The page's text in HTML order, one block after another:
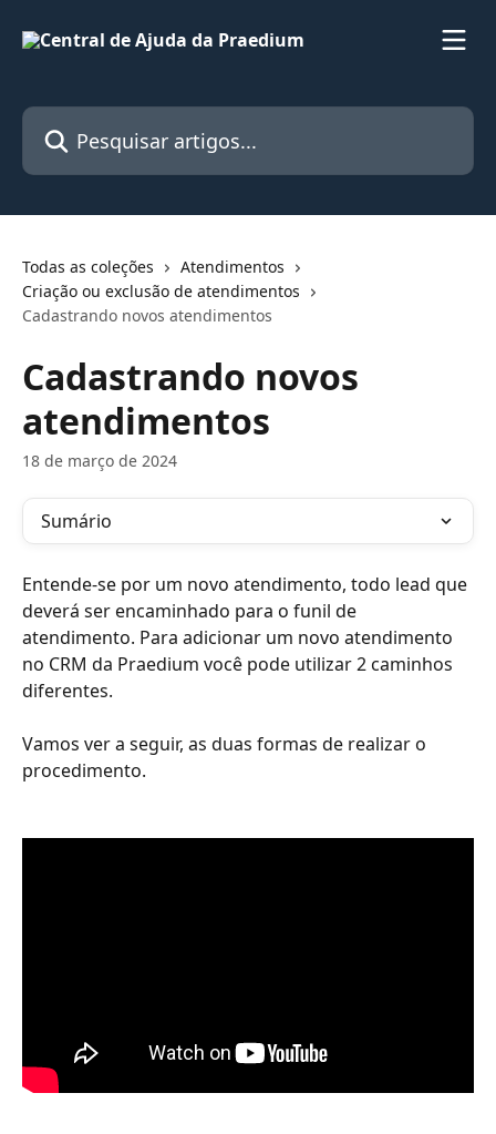
Pesquisar artigos...
Todas as coleções
Atendimentos
Criação ou exclusão de atendimentos
Cadastrando novos atendimentos
Cadastrando novos
atendimentos
18 de março de 2024
Sumário
Entende-se por um novo atendimento, todo lead que
deverá ser encaminhado para o funil de
atendimento. Para adicionar um novo atendimento
no CRM da Praedium você pode utilizar 2 caminhos
diferentes.
Vamos ver a seguir, as duas formas de realizar o
procedimento.